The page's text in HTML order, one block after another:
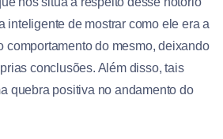
inteligente de mostrar como ele era a
comportamento do mesmo, deixando
conclusões. Além disso, tais
quebra positiva no andamento do